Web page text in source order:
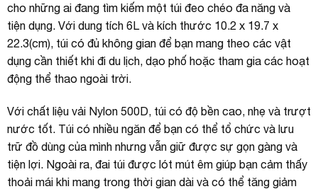
cho những ai đang tìm kiếm một túi đeo chéo đa năng và
tiện dụng. Với dung tích 6L và kích thước 10.2 x 19.7 x
22.3(cm), túi có đủ không gian để bạn mang theo các vật
dụng cần thiết khi đi du lịch, dạo phố hoặc tham gia các hoạt
động thể thao ngoài trời.
Với chất liệu vải Nylon 500D, túi có độ bền cao, nhẹ và trượt
nước tốt. Túi có nhiều ngăn để bạn có thể tổ chức và lưu
trữ đồ dùng của mình nhưng vẫn giữ được sự gọn gàng và
tiện lợi. Ngoài ra, đai túi được lót mút êm giúp bạn cảm thấy
thoải mái khi mang trong thời gian dài và có thể tăng giảm